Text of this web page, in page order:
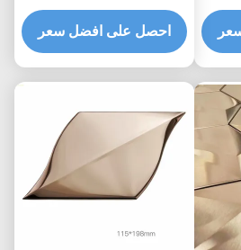
بلاط فسيفساء معدني
باكسبلاش
احصل على افضل سعر